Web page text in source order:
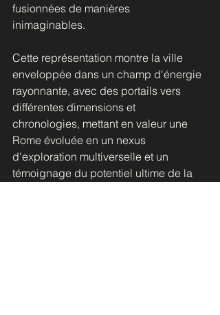
fusionnées de manières
inimaginables.
Cette représentation montre la ville
enveloppée dans un champ d'énergie
rayonnante, avec des portails vers
différentes dimensions et
chronologies, mettant en valeur une
Rome évoluée en un nexus
d'exploration multiverselle et un
témoignage du potentiel ultime de la